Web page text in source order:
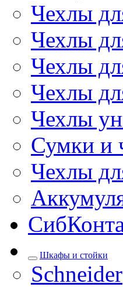
Чехлы
Чехлы
Чехлы
Чехлы
Чехлы
Сумки и
Чехлы
Шкафы и стойки
Schneider